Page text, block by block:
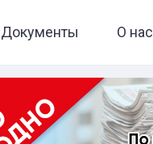
Документы О нас